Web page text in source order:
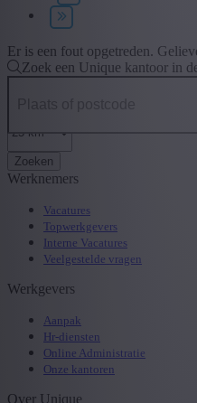
Type contract
+ Toon meer - Toon minder
Er is een fout opgetreden.
Zoek een Unique kantoor in
Zoeken
Werknemers
Vacatures
Topwerkgevers
Interne Vacatures
Veelgestelde vragen
Werkgevers
Aanpak
Hr-diensten
Online Administratie
Onze kantoren
Over Unique